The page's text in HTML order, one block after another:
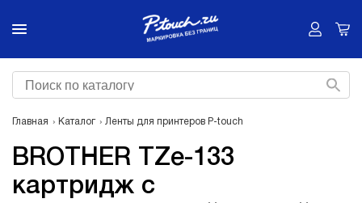
Главная Каталог Ленты для принтеров P-touch
BROTHER TZe-133
картридж с